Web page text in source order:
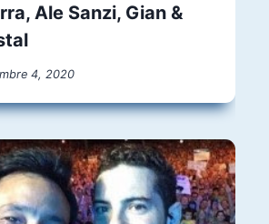
Ale Sanzi, Gian &
4, 2020